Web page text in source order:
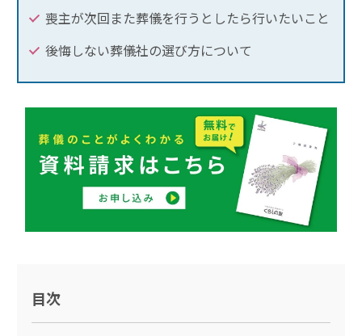
喪主が次回また葬儀を行うとしたら行いたいこと
後悔しない葬儀社の選び方について
目次